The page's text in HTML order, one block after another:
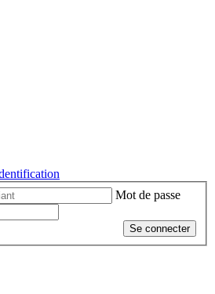
Mot de passe
Se connecter